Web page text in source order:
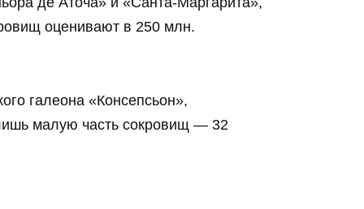
оценивают в 250 млн.
галеона «Консепсьон»,
малую часть сокровищ — 32